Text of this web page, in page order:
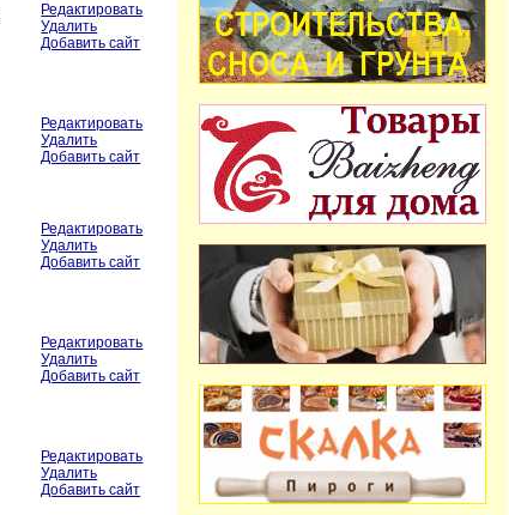
Редактировать
Удалить
Добавить сайт
Редактировать
Удалить
Добавить сайт
Редактировать
Удалить
Добавить сайт
Редактировать
Удалить
Добавить сайт
Редактировать
Удалить
Добавить сайт